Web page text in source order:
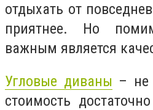
отдыхать от
приятнее. Но
важным является
Угловые диваны – не
стоимость